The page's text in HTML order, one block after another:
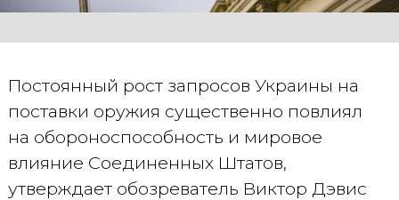
Постоянный рост запросов Украины на
поставки оружия существенно повлиял
на обороноспособность и мировое
влияние Соединенных Штатов,
утверждает обозреватель Виктор Дэвис